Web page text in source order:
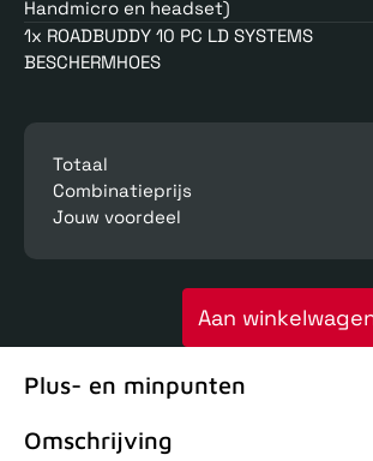
Handmicro en headset)
1x ROADBUDDY 10 PC LD SYSTEMS
BESCHERMHOES
Totaal
Combinatieprijs
Jouw voordeel
Aan
Plus- en minpunten
Omschrijving